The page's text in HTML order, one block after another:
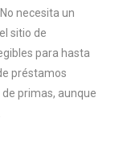
necesita un
sitio de
para hasta
préstamos
primas, aunque